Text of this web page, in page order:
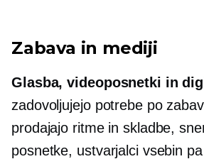
Zabava in mediji
Glasba, videoposnetki in
zadovoljujejo potrebe po
prodajajo ritme in skladbe,
posnetke, ustvarjalci vsebin